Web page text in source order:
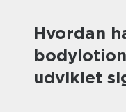
Hvordan
udviklet